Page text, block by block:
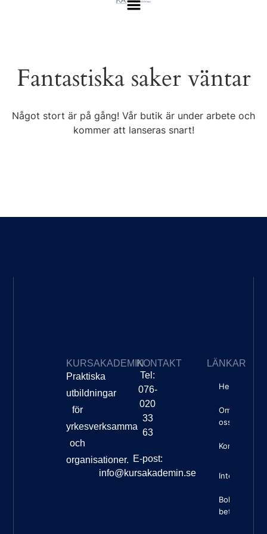
Fantastiska saker väntar
Något stort är på gång! Vår butik är under arbete och
kommer att lanseras snart!
KURSAKADEMIN
Praktiska
utbildningar
för
yrkesverksamma
och
organisationer.
KONTAKT
Tel:
076-
020
33
63
E-post:
info@kursakademin.se
LÄNKAR
Hem
Om
oss
Kontakt
Boknings-